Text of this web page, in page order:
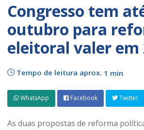
Congresso tem
outubro para
eleitoral valer em
Tempo de leitura aprox. 1 min
WhatsApp Facebook Twitter
As duas propostas de reforma